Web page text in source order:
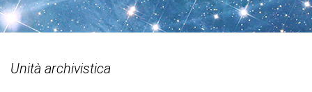
Unità archivistica